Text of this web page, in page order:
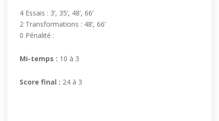
4 Essais : 3’, 35’, 48’, 66’
2 Transformations : 48’, 66’
0 Pénalité :
Mi-temps : 10 à 3
Score final : 24 à 3